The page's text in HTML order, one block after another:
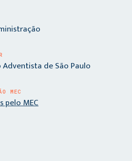
de São Paulo
MEC
pelo MEC